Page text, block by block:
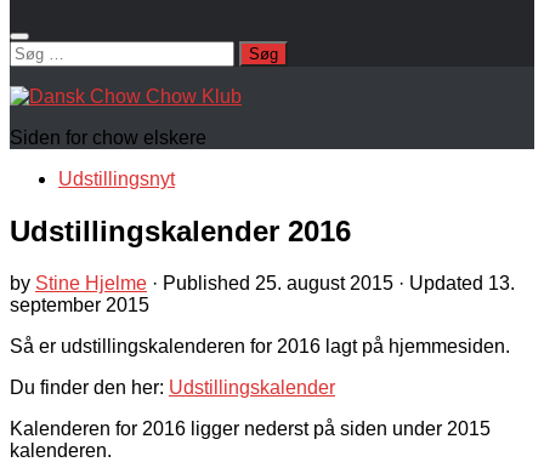
Søg
efter:
Siden for chow elskere
Udstillingsnyt
Udstillingskalender 2016
by Stine Hjelme · Published 25. august 2015 · Updated 13.
september 2015
Så er udstillingskalenderen for 2016 lagt på hjemmesiden.
Du finder den her: Udstillingskalender
Kalenderen for 2016 ligger nederst på siden under 2015
kalenderen.